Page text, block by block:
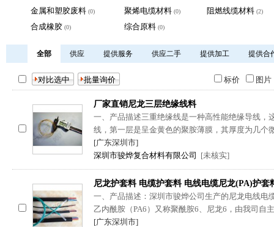
金属和塑胶废料 (0) 聚烯电缆材料 (0) 阻燃线缆材料 (2)
合成橡胶 (0) 综合原料 (0)
全部 供应 提供服务 供应二手 提供加工 提供合
标价 图
厂家直销尼龙三层绝缘线料
一、产品描述三重绝缘线是一种高性能绝缘导线，
线，第一层是呈金黄色的聚胺薄膜，其厚度为几个
[广东深圳市]
深圳市骏烨复合材料有限公司
[未核实]
尼龙护套料 电缆护套料 电线电缆尼龙(PA)护套
一、产品描述：深圳市骏烨公司生产的尼龙电线电
乙内酰胺（PA6）又称聚酰胺6、尼龙6，由我司自主
[广东深圳市]